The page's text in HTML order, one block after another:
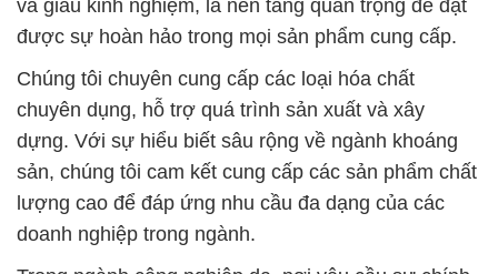
tinh, được đánh giá cao về chất lượng và hiệu suất.
Chúng tôi luôn coi trọng yếu tố an toàn và chất
lượng, đặt chúng lên hàng đầu để đảm bảo sự
thành công của khách hàng. Đội ngũ chuyên nghiệp
của chúng tôi sẵn sàng tư vấn và hỗ trợ khách hàng
trong quá trình lựa chọn sản phẩm, đồng thời giải
đáp mọi thắc mắc một cách nhanh chóng và hiệu